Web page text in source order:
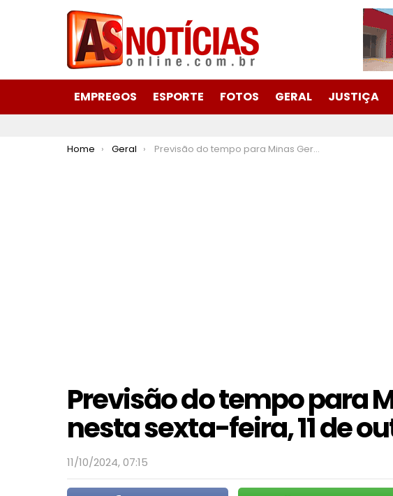
EMPREGOS ESPORTE FOTOS GERAL JUSTIÇA
You are here:
Home Geral Previsão do tempo para Minas Gerais nesta sexta-feira, 11 de outubro
Previsão do tempo para
nesta sexta-feira, 11 de
11/10/2024, 07:15